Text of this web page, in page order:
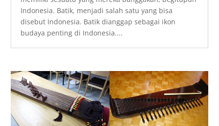
Indonesia. Batik, menjadi salah satu yang bisa
disebut Indonesia. Batik dianggap sebagai ikon
budaya penting di Indonesia....